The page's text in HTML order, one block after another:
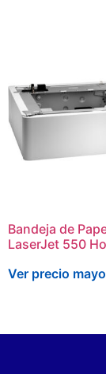
Bandeja de
LaserJet 550
Ver precio